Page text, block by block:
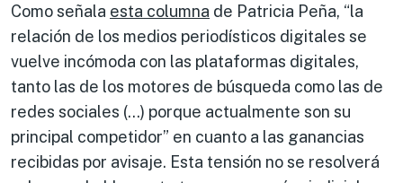
Como señala esta columna de Patricia Peña, “la
relación de los medios periodísticos digitales se
vuelve incómoda con las plataformas digitales,
tanto las de los motores de búsqueda como las de
redes sociales (…) porque actualmente son su
principal competidor” en cuanto a las ganancias
recibidas por avisaje. Esta tensión no se resolverá